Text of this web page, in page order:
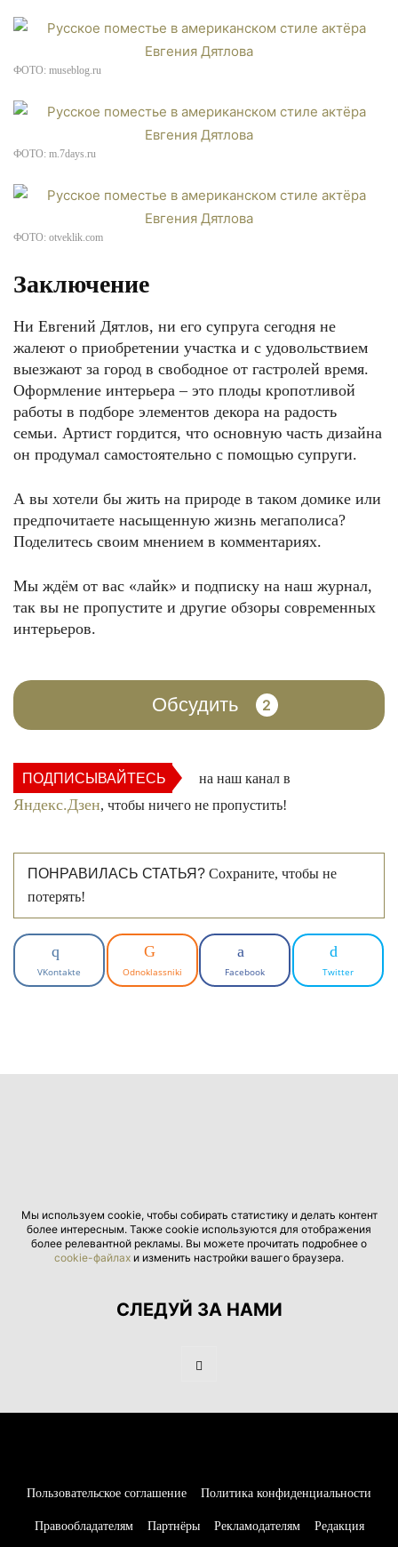
ФОТО: museblog.ru
ФОТО: m.7days.ru
ФОТО: otveklik.com
Заключение
Ни Евгений Дятлов, ни его супруга сегодня не
жалеют о приобретении участка и с удовольствием
выезжают за город в свободное от гастролей время.
Оформление интерьера – это плоды кропотливой
работы в подборе элементов декора на радость
семьи. Артист гордится, что основную часть дизайна
он продумал самостоятельно с помощью супруги.
А вы хотели бы жить на природе в таком домике или
предпочитаете насыщенную жизнь мегаполиса?
Поделитесь своим мнением в комментариях.
Мы ждём от вас «лайк» и подписку на наш журнал,
так вы не пропустите и другие обзоры современных
интерьеров.
Обсудить 2
ПОДПИСЫВАЙТЕСЬ на наш канал в
Яндекс.Дзен, чтобы ничего не пропустить!
ПОНРАВИЛАСЬ СТАТЬЯ? Сохраните, чтобы не
потерять!
VKontakte Odnoklassniki Facebook Twitter
Мы используем cookie, чтобы собирать статистику и делать контент
более интересным. Также cookie используются для отображения
более релевантной рекламы. Вы можете прочитать подробнее о
cookie-файлах и изменить настройки вашего браузера.
СЛЕДУЙ ЗА НАМИ
Пользовательское соглашение Политика конфиденциальности
Правообладателям Партнёры Рекламодателям Редакция